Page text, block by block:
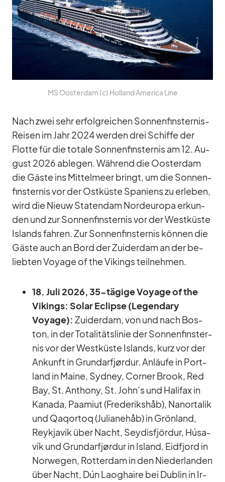
MS Oos­ter­dam (c) Hol­land Ame­rica Line
Nach zwei sehr er­folg­rei­chen Son­nen­fins­ter­nis-
Rei­sen im Jahr 2024 wer­den drei Schiffe der
Flotte für die to­tale Son­nen­fins­ter­nis am 12. Au­
gust 2026 ab­le­gen. Wäh­rend die Oos­ter­dam
die Gäste ins Mit­tel­meer bringt, um die Son­nen­
fins­ter­nis vor der Ost­küste Spa­ni­ens zu er­le­ben,
wird die Nieuw Sta­ten­dam Nord­eu­ropa er­kun­
den und zur Son­nen­fins­ter­nis vor der West­küste
Is­lands fah­ren. Zur Son­nen­fins­ter­nis kön­nen die
Gäste auch an Bord der Zu­ider­dam an der be­
lieb­ten Voyage of the Vi­kings teil­neh­men.
18. Juli 2026, 35-tä­gige Voyage of the
Vi­kings: So­lar Eclipse (Le­gen­dary
Voyage): Zu­ider­dam, von und nach Bos­
ton, in der To­ta­li­täts­li­nie der Son­nen­fins­ter­
nis vor der West­küste Is­lands, kurz vor der
An­kunft in Grund­arf­jør­dur. An­läufe in Port­
land in Maine, Syd­ney, Cor­ner Brook, Red
Bay, St. An­thony, St. John’s und Ha­li­fax in
Ka­nada, Paa­miut (Fre­de­riks­håb), Nan­or­ta­lik
und Qa­qor­toq (Ju­lia­nehåb) in Grön­land,
Reykja­vik über Nacht, Sey­dis­fjör­dur, Hú­sa­
vík und Grund­arf­jør­dur in Is­land, Eid­fjord in
Nor­we­gen, Rot­ter­dam in den Nie­der­lan­den
über Nacht, Dún Laog­haire bei Dub­lin in Ir­